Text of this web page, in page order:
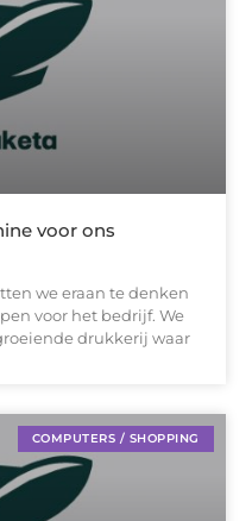
voor ons
we eraan te denken
voor het bedrijf. We
drukkerij waar
COMPUTERS / SHOPPING